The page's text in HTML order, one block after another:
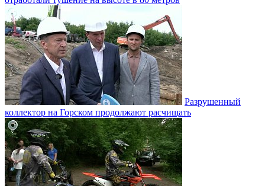
Разрушенный
коллектор на Горском продолжают расчищать